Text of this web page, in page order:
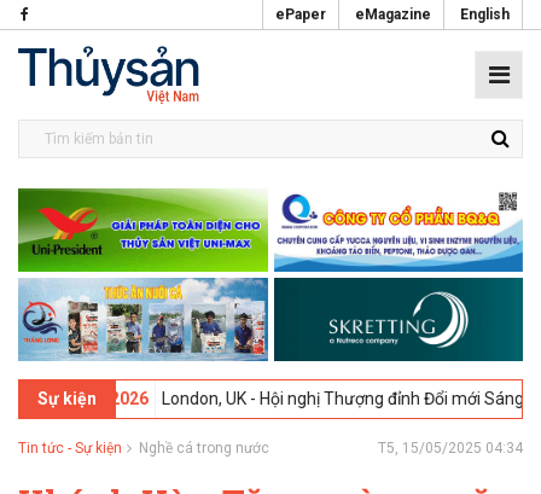
ePaper eMagazine English
Sự kiện
02-2026 London, UK - Hội nghị Thượng đỉnh Đổi mới Sáng tạo
Tin tức - Sự kiện Nghề cá trong nước T5, 15/05/2025 04:34